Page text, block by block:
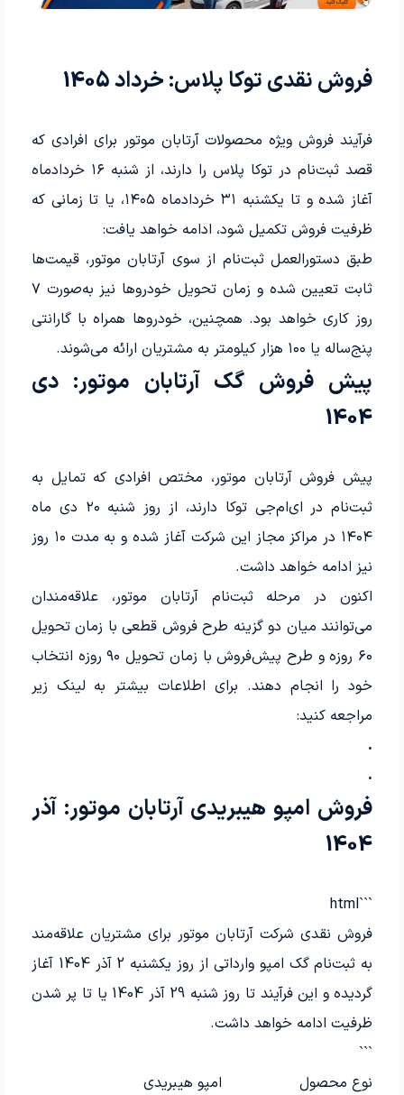
فروش نقدی توکا پلاس: خرداد 1405
فرآیند فروش ویژه محصولات آرتابان موتور برای افرادی که
قصد ثبت‌نام در توکا پلاس را دارند، از شنبه ۱۶ خردادماه
آغاز شده و تا یکشنبه ۳۱ خردادماه ۱۴۰۵، یا تا زمانی که
ظرفیت فروش تکمیل شود، ادامه خواهد یافت:
طبق دستورالعمل ثبت‌نام از سوی آرتابان موتور، قیمت‌ها
ثابت تعیین شده و زمان تحویل خودروها نیز به‌صورت ۷
روز کاری خواهد بود. همچنین، خودروها همراه با گارانتی
پنج‌ساله یا ۱۰۰ هزار کیلومتر به مشتریان ارائه می‌شوند.
پیش فروش گک آرتابان موتور: دی
1404
پیش فروش آرتابان موتور، مختص افرادی که تمایل به
ثبت‌نام در ای‌ام‌جی توکا دارند، از روز شنبه ۲۰ دی ماه
۱۴۰۴ در مراکز مجاز این شرکت آغاز شده و به مدت ۱۰ روز
نیز ادامه خواهد داشت.
اکنون در مرحله ثبت‌نام آرتابان موتور، علاقه‌مندان
می‌توانند میان دو گزینه طرح فروش قطعی با زمان تحویل
۶۰ روزه و طرح پیش‌فروش با زمان تحویل ۹۰ روزه انتخاب
خود را انجام دهند. برای اطلاعات بیشتر به لینک زیر
مراجعه کنید:
.
.
فروش امپو هیبریدی آرتابان موتور: آذر
1404
```html
فروش نقدی شرکت آرتابان موتور برای مشتریان علاقه‌مند
به ثبت‌نام گک امپو وارداتی از روز یکشنبه 2 آذر 1404 آغاز
گردیده و این فرآیند تا روز شنبه 29 آذر 1404 یا تا پر شدن
ظرفیت ادامه خواهد داشت.
```
نوع محصول
امپو هیبریدی